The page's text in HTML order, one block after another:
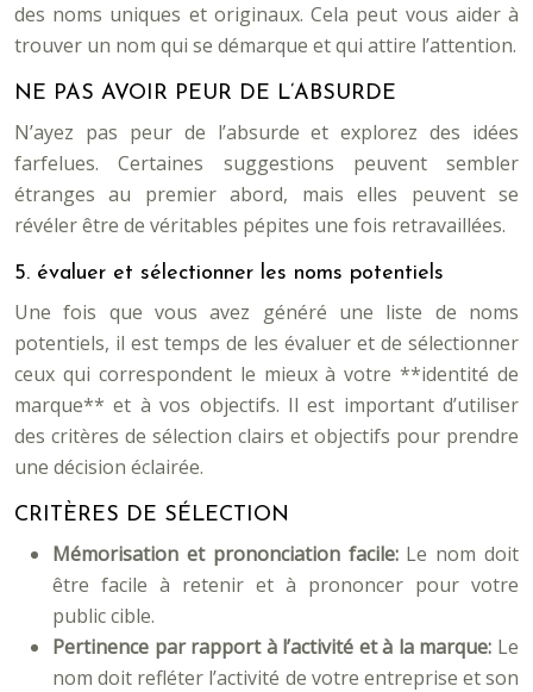
des noms uniques et originaux. Cela peut vous aider à
trouver un nom qui se démarque et qui attire l’attention.
NE PAS AVOIR PEUR DE L’ABSURDE
N’ayez pas peur de l’absurde et explorez des idées
farfelues. Certaines suggestions peuvent sembler
étranges au premier abord, mais elles peuvent se
révéler être de véritables pépites une fois retravaillées.
5. évaluer et sélectionner les noms potentiels
Une fois que vous avez généré une liste de noms
potentiels, il est temps de les évaluer et de sélectionner
ceux qui correspondent le mieux à votre **identité de
marque** et à vos objectifs. Il est important d’utiliser
des critères de sélection clairs et objectifs pour prendre
une décision éclairée.
CRITÈRES DE SÉLECTION
Mémorisation et prononciation facile: Le nom doit
être facile à retenir et à prononcer pour votre
public cible.
Pertinence par rapport à l’activité et à la marque: Le
nom doit refléter l’activité de votre entreprise et son